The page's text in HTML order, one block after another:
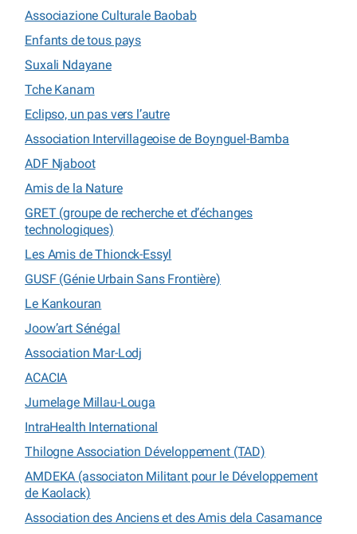
Associazione Culturale Baobab
Enfants de tous pays
Suxali Ndayane
Tche Kanam
Eclipso, un pas vers l’autre
Association Intervillageoise de Boynguel-Bamba
ADF Njaboot
Amis de la Nature
GRET (groupe de recherche et d’échanges
technologiques)
Les Amis de Thionck-Essyl
GUSF (Génie Urbain Sans Frontière)
Le Kankouran
Joow’art Sénégal
Association Mar-Lodj
ACACIA
Jumelage Millau-Louga
IntraHealth International
Thilogne Association Développement (TAD)
AMDEKA (associaton Militant pour le Développement
de Kaolack)
Association des Anciens et des Amis dela Casamance